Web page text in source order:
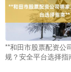
**和田市股票配资公
规？安全平台选择指